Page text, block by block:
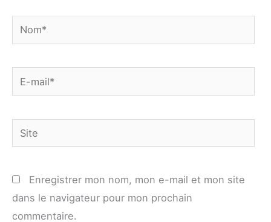
Nom*
E-
mail*
Site
Enregistrer mon nom, mon e-mail et mon site
dans le navigateur pour mon prochain
commentaire.